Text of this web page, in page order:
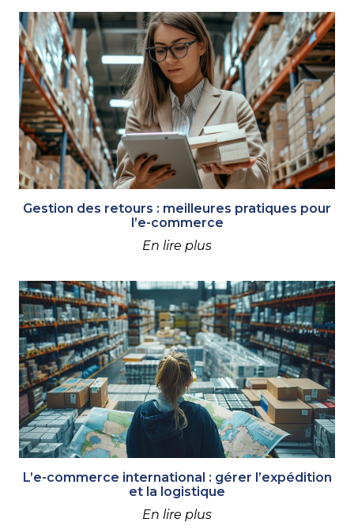
Gestion des retours : meilleures pratiques pour
l’e-commerce
En lire plus
L’e-commerce international : gérer l’expédition
et la logistique
En lire plus